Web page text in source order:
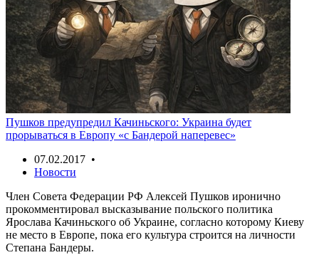
Пушков предупредил Качиньского: Украина будет
прорываться в Европу «с Бандерой наперевес»
07.02.2017 •
Новости
Член Совета Федерации РФ Алексей Пушков иронично
прокомментировал высказывание польского политика
Ярослава Качиньского об Украине, согласно которому Киеву
не место в Европе, пока его культура строится на личности
Степана Бандеры.